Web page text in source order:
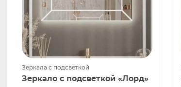
Зеркала с подсветкой
Зеркало с подсветкой «Лорд»